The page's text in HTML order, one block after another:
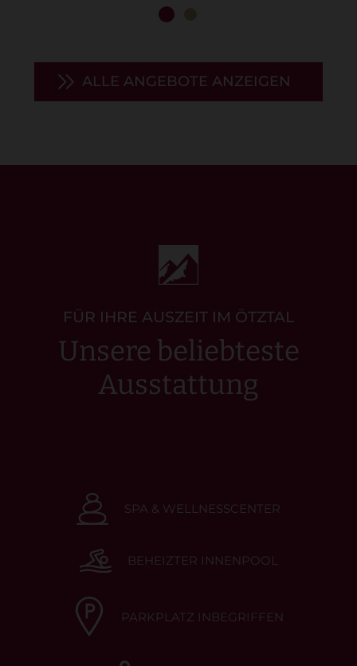
ALLE ANGEBOTE ANZEIGEN
FÜR IHRE AUSZEIT IM ÖTZTAL
Unsere beliebteste
Ausstattung
SPA & WELLNESSCENTER
BEHEIZTER INNENPOOL
PARKPLATZ INBEGRIFFEN